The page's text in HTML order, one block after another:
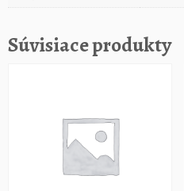
k
e
Súvisiace produkty